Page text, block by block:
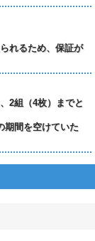
れるため、保証が
2組（4枚）までと
期間を空けていた